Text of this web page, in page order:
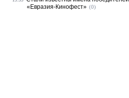
«Евразия-Кинофест» (0)